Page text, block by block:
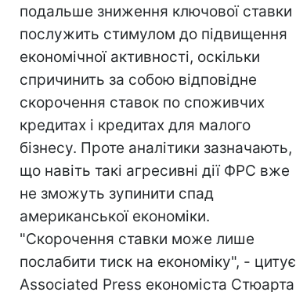
подальше зниження ключової ставки
послужить стимулом до підвищення
економічної активності, оскільки
спричинить за собою відповідне
скорочення ставок по споживчих
кредитах і кредитах для малого
бізнесу. Проте аналітики зазначають,
що навіть такі агресивні дії ФРС вже
не зможуть зупинити спад
американської економіки.
"Скорочення ставки може лише
послабити тиск на економіку", - цитує
Associated Press економіста Стюарта